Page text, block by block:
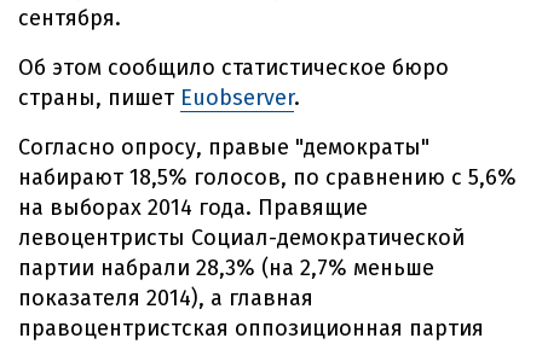
сентября.
Об этом сообщило статистическое бюро
страны, пишет Еuobserver.
Согласно опросу, правые "демократы"
набирают 18,5% голосов, по сравнению с 5,6%
на выборах 2014 года. Правящие
левоцентристы Социал-демократической
партии набрали 28,3% (на 2,7% меньше
показателя 2014), а главная
правоцентристская оппозиционная партия